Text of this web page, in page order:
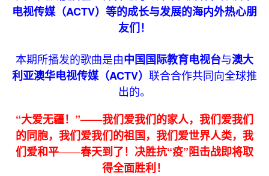
电视传媒（ACTV）等的成长与发展的海内外热心朋
友们！
本期所播发的歌曲是由中国国际教育电视台与澳大
利亚澳华电视传媒（ACTV） 联合合作共同向全球推
出的。
“大爱无疆！ ”——我们爱我们的家人，我们爱我们
的同胞，我们爱我们的祖国，我们爱世界人类，我
们爱和平——春天到了！决胜抗“疫”阻击战即将取
得全面胜利！